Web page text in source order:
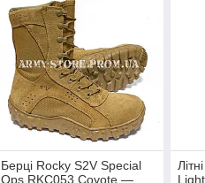
Берці Rocky S2V Special
Ops RKC053 Coyote —